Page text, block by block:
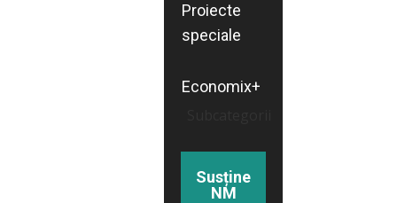
Proiecte
speciale
Economix+
Susține
NM